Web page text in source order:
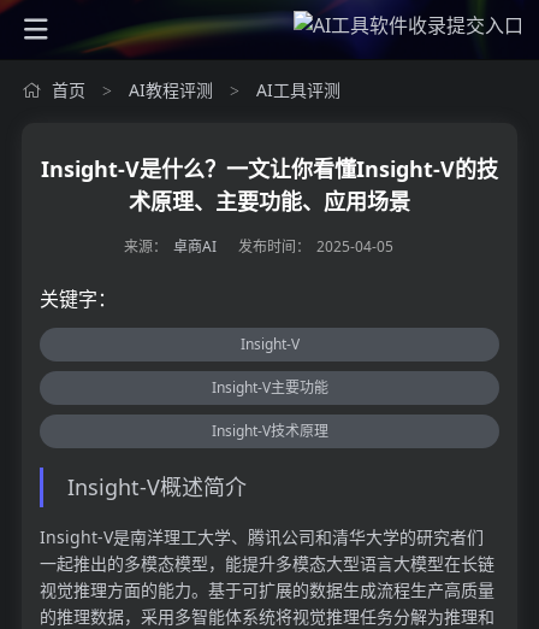
首页 > AI教程评测 > AI工具评测
Insight-V是什么？一文让你看懂Insight-V的技
术原理、主要功能、应用场景
来源： 卓商AI 发布时间： 2025-04-05
关键字：
Insight-V
Insight-V主要功能
Insight-V技术原理
Insight-V概述简介
Insight-V是南洋理工大学、腾讯公司和清华大学的研究者们
一起推出的多模态模型，能提升多模态大型语言大模型在长链
视觉推理方面的能力。基于可扩展的数据生成流程生产高质量
的推理数据，采用多智能体系统将视觉推理任务分解为推理和